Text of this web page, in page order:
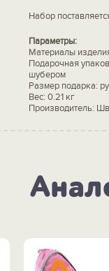
Набор
Параметры:
Материалы
Подарочная
шубером
Размер подарка:
Вес: 0.21 кг
Производитель: